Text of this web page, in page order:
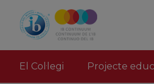
El Col·legi Projecte